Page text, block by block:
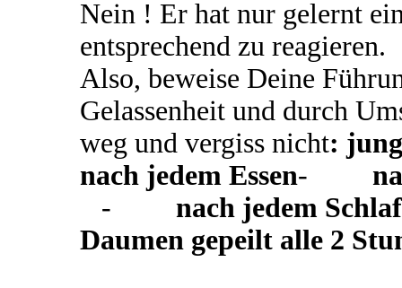
Nein ! Er hat nur gelernt
entsprechend zu reagieren.
Also, beweise Deine
Gelassenheit und durch
weg und vergiss nicht:
nach jedem Essen-
-
nach jedem
Daumen gepeilt alle 2